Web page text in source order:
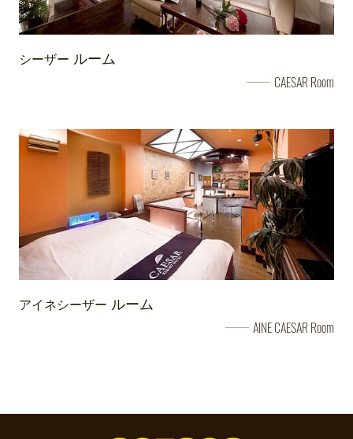
シーザー ルーム
CAESAR Room
アイネシーザー ルーム
AINE CAESAR Room